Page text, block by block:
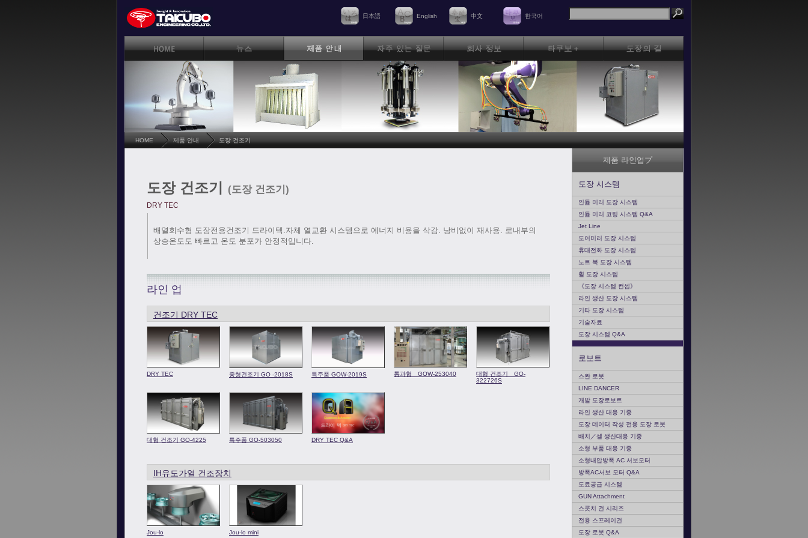
日本語 English 中文 한국어
HOME 제품 안내 도장 건조기
도장 건조기 (도장 건조기)
DRY TEC
배열회수형 도장전용건조기 드라이텍.자체 열교환 시스템으로 에너지 비용을 삭감. 낭비없이 재사용. 로내부의
상승온도도 빠르고 온도 분포가 안정적입니다.
라인 업
건조기 DRY TEC
DRY TEC 중형건조기 GO -2018S 특주품 GOW-2019S 통과형 GOW-253040
대형 건조기 GO-
322726S
대형 건조기 GO-4225 특주품 GO-503050 DRY TEC Q&A
IH유도가열 건조장치
Jou-lo Jou-lo mini
제품 라인업プ
도장 시스템
인듐 미러 도장 시스템
인듐 미러 코팅 시스템 Q&A
Jet Line
도어미러 도장 시스템
휴대전화 도장 시스템
노트 북 도장 시스템
휠 도장 시스템
《도장 시스템 컨셉》
라인 생산 도장 시스템
기타 도장 시스템
기술자료
도장 시스템 Q&A
로보트
스완 로봇
LINE DANCER
개발 도장로보트
라인 생산 대응 기종
도장 데이터 작성 전용 도장 로봇
배치／셀 생산대응 기종
소형 부품 대응 기종
소형내압방폭 AC 서보모터
방폭AC서보 모터 Q&A
도료공급 시스템
GUN Attachment
스콧치 건 시리즈
전용 스프레이건
도장 로봇 Q&A